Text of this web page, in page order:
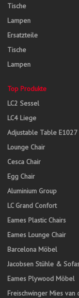
Tische
Lampen
Ersatzteile
Tische
Lampen
Top Produkte
LC2 Sessel
LC4 Liege
Adjustable Table E1027
Lounge Chair
Cesca Chair
Egg Chair
Aluminium Group
LC Grand Confort
Eames Plastic Chairs
Eames Lounge Chair
Barcelona Möbel
Jacobsen Stühle &
Eames Plywood Möbel
Freischwinger Mies van